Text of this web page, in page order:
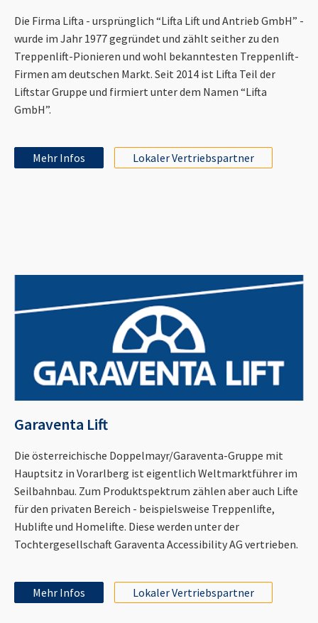
Die Firma Lifta - ursprünglich “Lifta Lift und Antrieb GmbH” -
wurde im Jahr 1977 gegründet und zählt seither zu den
Treppenlift-Pionieren und wohl bekanntesten Treppenlift-
Firmen am deutschen Markt. Seit 2014 ist Lifta Teil der
Liftstar Gruppe und firmiert unter dem Namen “Lifta
GmbH”.
Mehr Infos Lokaler Vertriebspartner
Garaventa Lift
Die österreichische Doppelmayr/Garaventa-Gruppe mit
Hauptsitz in Vorarlberg ist eigentlich Weltmarktführer im
Seilbahnbau. Zum Produktspektrum zählen aber auch Lifte
für den privaten Bereich - beispielsweise Treppenlifte,
Hublifte und Homelifte. Diese werden unter der
Tochtergesellschaft Garaventa Accessibility AG vertrieben.
Mehr Infos Lokaler Vertriebspartner